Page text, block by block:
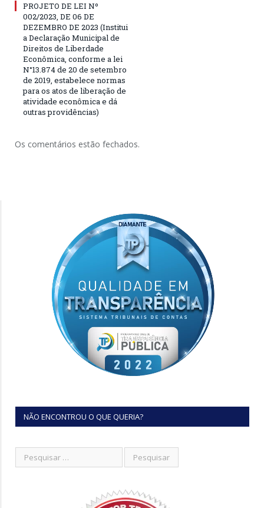
PROJETO DE LEI Nº
002/2023, DE 06 DE
DEZEMBRO DE 2023 (Institui
a Declaração Municipal de
Direitos de Liberdade
Econômica, conforme a lei
N°13.874 de 20 de setembro
de 2019, estabelece normas
para os atos de liberação de
atividade econômica e dá
outras providências)
Os comentários estão fechados.
NÃO ENCONTROU O QUE QUERIA?